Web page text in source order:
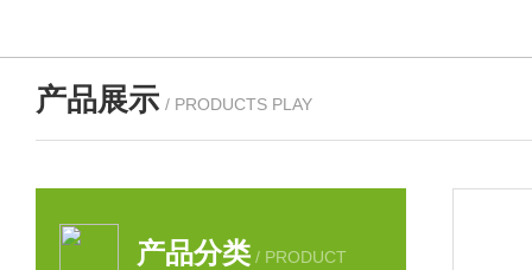
产品展示 / PRODUCTS PLAY
产品分类 / PRODUCT